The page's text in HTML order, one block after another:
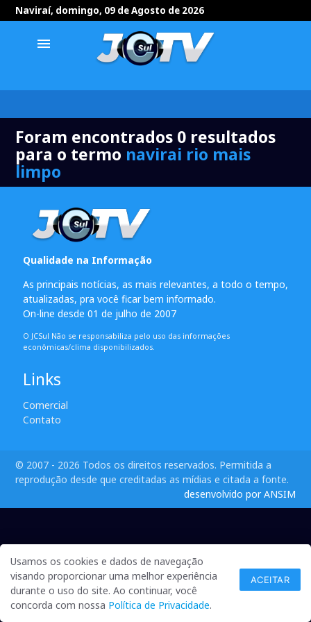
Naviraí, domingo, 09 de Agosto de 2026
menu
Foram encontrados 0 resultados
para o termo navirai rio mais
limpo
Qualidade na Informação
As principais notícias, as mais relevantes, a todo o tempo,
atualizadas, pra você ficar bem informado.
On-line desde 01 de julho de 2007
O JCSul Não se responsabiliza pelo uso das informações
econômicas/clima disponibilizados.
Links
Comercial
Contato
© 2007 - 2026 Todos os direitos reservados. Permitida a
reprodução desde que creditadas as mídias e citada a fonte.
desenvolvido por ANSIM
Usamos os cookies e dados de navegação
visando proporcionar uma melhor experiência
durante o uso do site. Ao continuar, você
concorda com nossa Política de Privacidade.
ACEITAR